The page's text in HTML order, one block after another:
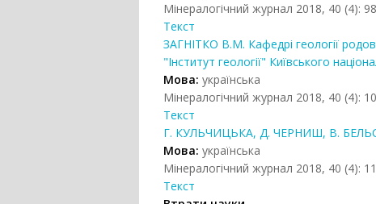
Мінералогічний журнал 2018, 40 (4):
Текст
ЗАГНІТКО В.М. Кафедрі геології
"Інститут геології" Київського
Мова: українська
Мінералогічний журнал 2018, 40 (4):
Текст
Г. КУЛЬЧИЦЬКА, Д. ЧЕРНИШ, В.
Мова: українська
Мінералогічний журнал 2018, 40 (4):
Текст